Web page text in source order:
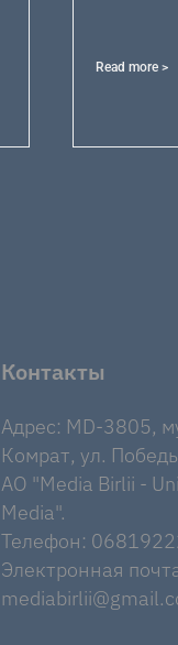
Read more >
Контакты
Адрес: MD-3805,
Комрат, ул.
AO "Media Birlii -
Media".
Телефон:
Электронная